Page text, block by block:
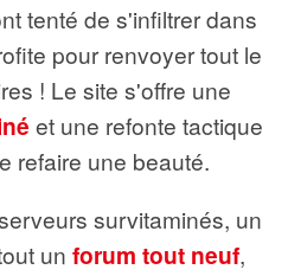
tenté de s'infiltrer dans
pour renvoyer tout le
! Le site s'offre une
et une refonte tactique
refaire une beauté.
survitaminés, un
un forum tout neuf,